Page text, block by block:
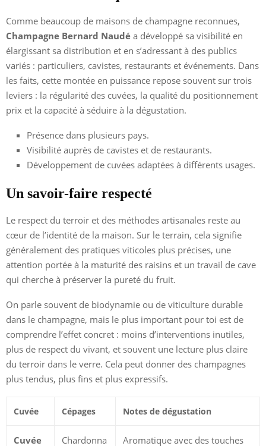
Comme beaucoup de maisons de champagne reconnues,
Champagne Bernard Naudé a développé sa visibilité en
élargissant sa distribution et en s’adressant à des publics
variés : particuliers, cavistes, restaurants et événements. Dans
les faits, cette montée en puissance repose souvent sur trois
leviers : la régularité des cuvées, la qualité du positionnement
prix et la capacité à séduire à la dégustation.
Présence dans plusieurs pays.
Visibilité auprès de cavistes et de restaurants.
Développement de cuvées adaptées à différents usages.
Un savoir-faire respecté
Le respect du terroir et des méthodes artisanales reste au
cœur de l’identité de la maison. Sur le terrain, cela signifie
généralement des pratiques viticoles plus précises, une
attention portée à la maturité des raisins et un travail de cave
qui cherche à préserver la pureté du fruit.
On parle souvent de biodynamie ou de viticulture durable
dans le champagne, mais le plus important pour toi est de
comprendre l’effet concret : moins d’interventions inutiles,
plus de respect du vivant, et souvent une lecture plus claire
du terroir dans le verre. Cela peut donner des champagnes
plus tendus, plus fins et plus expressifs.
Cuvée Cépages Notes de dégustation
Cuvée Chardonna Aromatique avec des touches